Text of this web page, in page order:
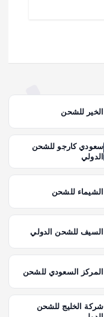
الخير للشحن
سعودي كارجو للشحن
الدولي
الشيماء للشحن
السيف للشحن الدولي
المركز السعودي للشحن
شركة الخليج للشحن